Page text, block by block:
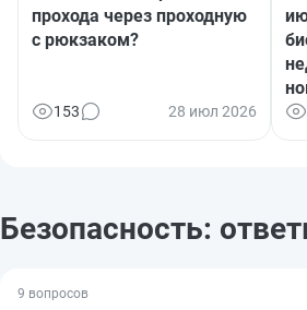
прохода через проходную
с рюкзаком?
153 28 июл 2026
Безопасность:
9 вопросов